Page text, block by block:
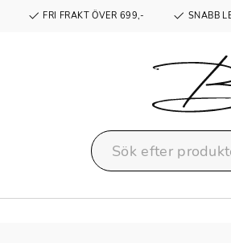
FRI FRAKT ÖVER 699,- SNABB